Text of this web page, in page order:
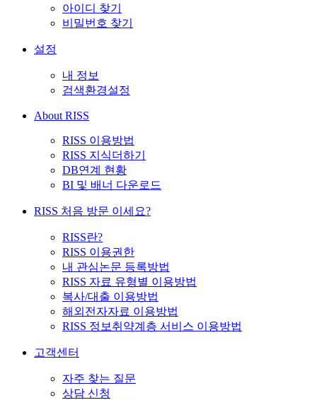
아이디 찾기
비밀번호 찾기
설정
내 정보
검색환경설정
About RISS
RISS 이용방법
RISS 지식더하기
DB연계 현황
BI 및 배너 다운로드
RISS 처음 방문 이세요?
RISS란?
RISS 이용권한
내 관심논문 등록방법
RISS 자료 유형별 이용방법
복사/대출 이용방법
해외전자자료 이용방법
RISS 정보취약계층 서비스 이용방법
고객센터
자주 찾는 질문
상담 신청